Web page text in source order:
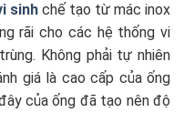
sinhchế tạo từ mác inox
rãi cho các hệ thống vi
Không phải tự nhiên
giá là cao cấp của ống
của ống đã tạo nên độ